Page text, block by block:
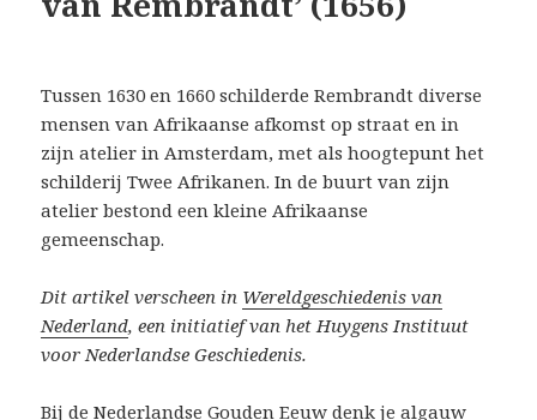
Tussen 1630 en 1660 schilderde Rembrandt diverse
mensen van Afrikaanse afkomst op straat en in
zijn atelier in Amsterdam, met als hoogtepunt het
schilderij Twee Afrikanen. In de buurt van zijn
atelier bestond een kleine Afrikaanse
gemeenschap.
Dit artikel verscheen in Wereldgeschiedenis van
Nederland, een initiatief van het Huygens Instituut
voor Nederlandse Geschiedenis.
Bij de Nederlandse Gouden Eeuw denk je algauw